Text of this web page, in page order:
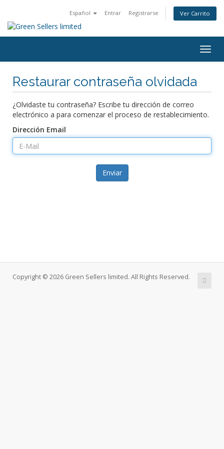
Español Entrar Registrarse Ver Carrito
Restaurar contraseña olvidada
¿Olvidaste tu contraseña? Escribe tu dirección de correo
electrónico a para comenzar el proceso de restablecimiento.
Dirección Email
Enviar
Copyright © 2026 Green Sellers limited. All Rights Reserved.